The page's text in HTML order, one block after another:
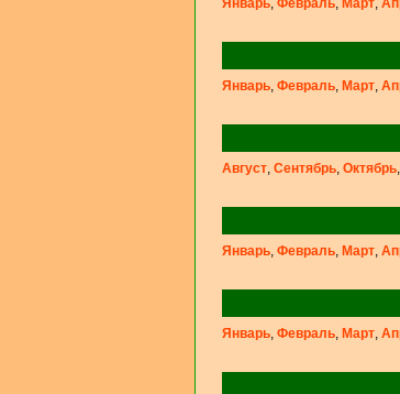
Январь, Февраль, Март,
Январь, Февраль, Март,
Август, Сентябрь, Октябрь,
Январь, Февраль, Март,
Январь, Февраль, Март,